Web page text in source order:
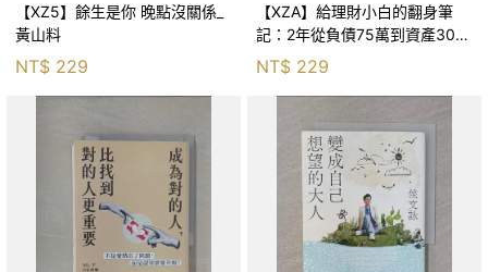
【XZ5】餘生是你 晚點沒關係_
黃山料
NT$ 229
【XZA】給理財小白的翻身筆
記：2年從負債75萬到資產300
萬，ETF讓我走在財務自由路上_
鐵蛋
NT$ 229